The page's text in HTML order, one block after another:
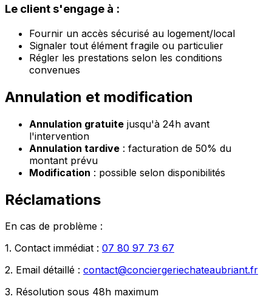
Le client s'engage à :
Fournir un accès sécurisé au logement/local
Signaler tout élément fragile ou particulier
Régler les prestations selon les conditions
convenues
Annulation et modification
Annulation gratuite jusqu'à 24h avant
l'intervention
Annulation tardive : facturation de 50% du
montant prévu
Modification : possible selon disponibilités
Réclamations
En cas de problème :
1. Contact immédiat : 07 80 97 73 67
2. Email détaillé : contact@conciergeriechateaubriant.fr
3. Résolution sous 48h maximum